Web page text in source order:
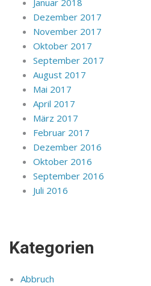
Dezember 2017
November 2017
Oktober 2017
September 2017
August 2017
Mai 2017
April 2017
März 2017
Februar 2017
Dezember 2016
Oktober 2016
September 2016
Juli 2016
Kategorien
Abbruch